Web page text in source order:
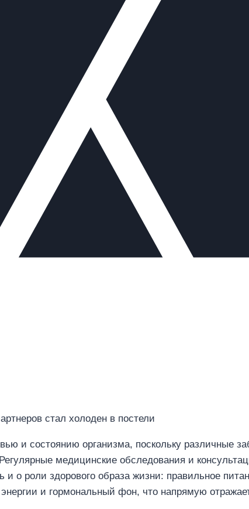
и состоянию организма, поскольку различные
медицинские обследования и
о роли здорового образа жизни: правильное
и гормональный фон, что напрямую